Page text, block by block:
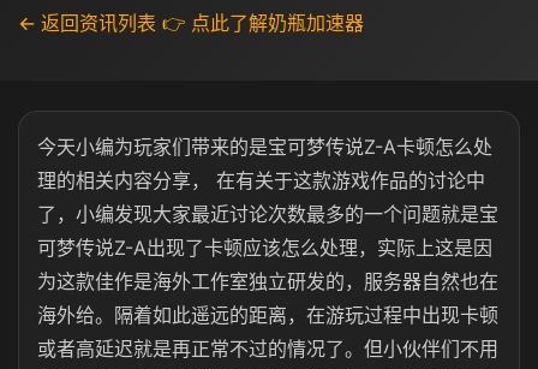
← 返回资讯列表 👉 点此了解奶瓶加速器
今天小编为玩家们带来的是宝可梦传说Z-A卡顿怎么处
理的相关内容分享， 在有关于这款游戏作品的讨论中
了，小编发现大家最近讨论次数最多的一个问题就是宝
可梦传说Z-A出现了卡顿应该怎么处理，实际上这是因
为这款佳作是海外工作室独立研发的，服务器自然也在
海外给。隔着如此遥远的距离，在游玩过程中出现卡顿
或者高延迟就是再正常不过的情况了。但小伙伴们不用